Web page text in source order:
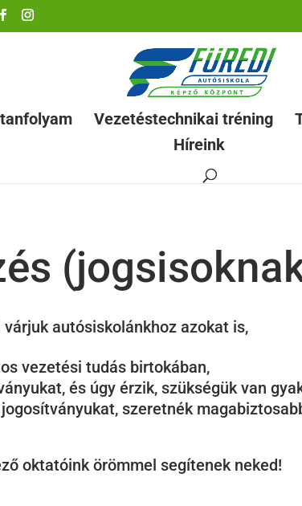
Vezetéstechnikai tréning
Híreink
autósiskolánkhoz azokat is,
vezetési tudás birtokában,
és úgy érzik, szükségük van
szeretnék
oktatóink örömmel segítenek neked!